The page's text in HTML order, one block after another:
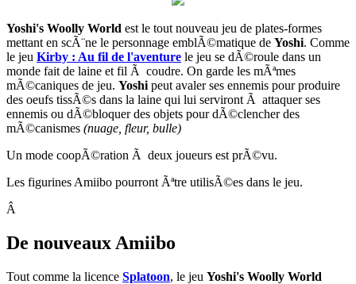
Yoshi's Woolly World est le tout nouveau jeu de plates-formes
mettant en scÃ¨ne le personnage emblÃ©matique de Yoshi. Comme
le jeu Kirby : Au fil de l'aventure le jeu se dÃ©roule dans un
monde fait de laine et fil Ã coudre. On garde les mÃªmes
mÃ©caniques de jeu. Yoshi peut avaler ses ennemis pour produire
des oeufs tissÃ©s dans la laine qui lui serviront Ã attaquer ses
ennemis ou dÃ©bloquer des objets pour dÃ©clencher des
mÃ©canismes (nuage, fleur, bulle)
Un mode coopÃ©ration Ã deux joueurs est prÃ©vu.
Les figurines Amiibo pourront Ãªtre utilisÃ©es dans le jeu.
Â
De nouveaux Amiibo
Tout comme la licence Splatoon, le jeu Yoshi's Woolly World